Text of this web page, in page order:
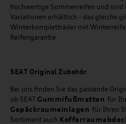
hochwertige Sommerreifen und sind
Variationen erhältlich - das gleiche
Winterkompletträder mit
Reifengarantie.
SEAT Original Zubehör
Bei uns finden Sie das passende
ob SEAT Gummifußmatten für
Gepäckraumeinlagen für Ihren
Sortiment auch